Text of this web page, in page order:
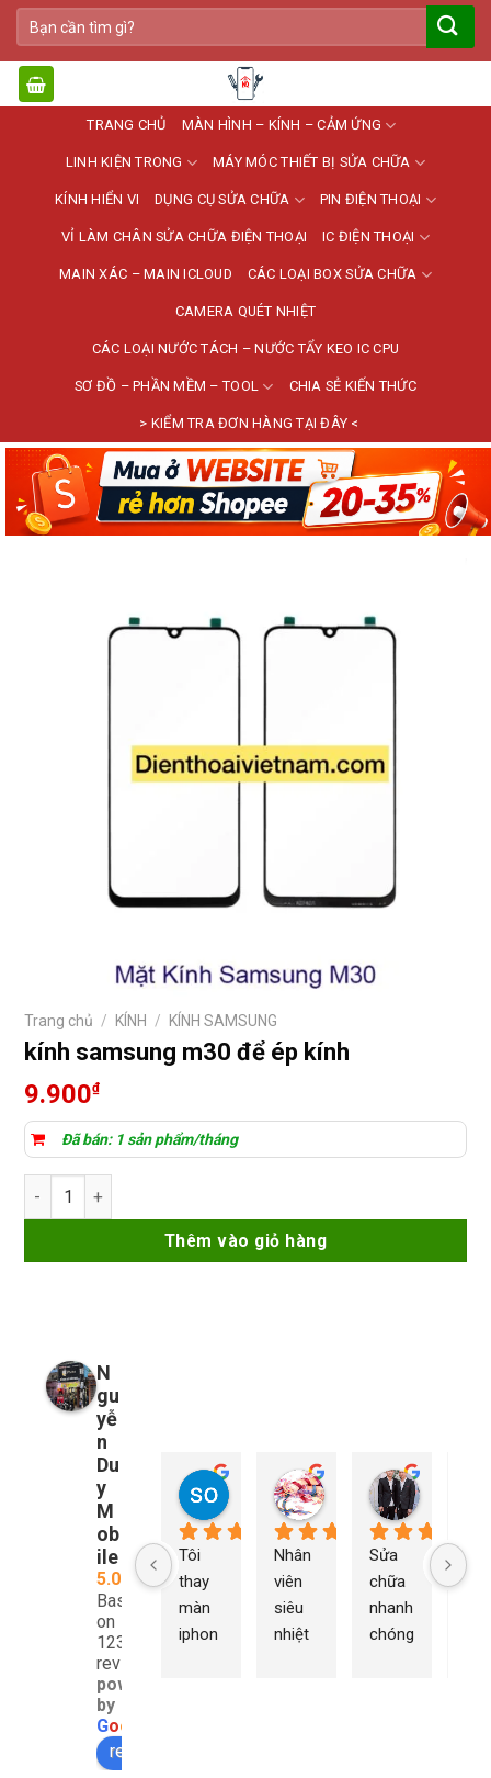
Bỏ
qua
nội
dung
Tìm
kiếm:
TRANG CHỦ MÀN HÌNH – KÍNH – CẢM ỨNG
LINH KIỆN TRONG MÁY MÓC THIẾT BỊ SỬA CHỮA
KÍNH HIỂN VI DỤNG CỤ SỬA CHỮA PIN ĐIỆN THOẠI
VỈ LÀM CHÂN SỬA CHỮA ĐIỆN THOẠI IC ĐIỆN THOẠI
MAIN XÁC – MAIN ICLOUD CÁC LOẠI BOX SỬA CHỮA
CAMERA QUÉT NHIỆT
CÁC LOẠI NƯỚC TÁCH – NƯỚC TẨY KEO IC CPU
SƠ ĐỒ – PHẦN MỀM – TOOL CHIA SẺ KIẾN THỨC
> KIỂM TRA ĐƠN HÀNG TẠI ĐÂY <
Trang chủ / KÍNH / KÍNH SAMSUNG
kính samsung m30 để ép kính
9.900₫
Đã bán: 1 sản phẩm/tháng
kính samsung m30 để ép kính số lượng
Thêm vào giỏ hàng
N
gu
yễ
n
Du
y
M
ob
ile
5.0
Based
on
1232
reviews
powered
by
Goo
review us on
so young
2 năm trước
Tôi
thay
màn
iphon
My Nguyễn
2 năm trước
Nhân
viên
siêu
nhiệt
Sửa
chữa
nhanh
chóng
n